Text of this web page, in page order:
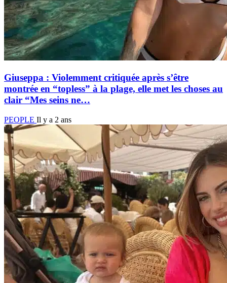
Giuseppa : Violemment critiquée après s’être
montrée en “topless” à la plage, elle met les choses au
clair “Mes seins ne…
PEOPLE Il y a 2 ans